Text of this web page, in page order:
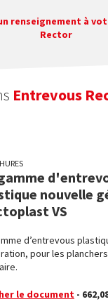
renseignement à
Rector
Entrevous
nouvelle
VS
d’entrevous
pour les
le document -